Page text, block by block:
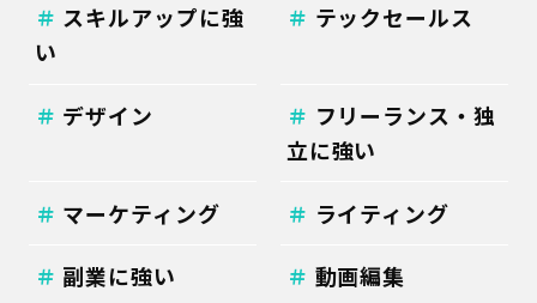
スキルアップに強
い
テックセールス
デザイン
フリーランス・独
立に強い
マーケティング ライティング
副業に強い 動画編集